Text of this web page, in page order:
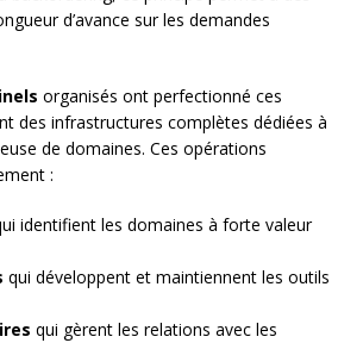
d’avance sur les demandes
organisés ont perfectionné ces
des infrastructures complètes dédiées à
de domaines. Ces opérations
:
identifient les domaines à forte valeur
qui développent et maintiennent les outils
qui gèrent les relations avec les